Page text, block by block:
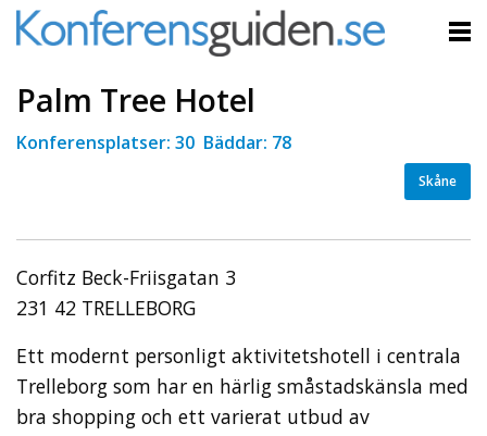
Palm Tree Hotel
Konferensplatser: 30 Bäddar: 78
Skåne
Corfitz Beck-Friisgatan 3
231 42 TRELLEBORG
Ett modernt personligt aktivitetshotell i centrala
Trelleborg som har en härlig småstadskänsla med
bra shopping och ett varierat utbud av